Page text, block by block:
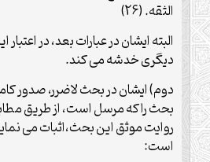
الثقه. (26)
البته ایشان در عبارات بعد، در
دیگری خدشه می کند.
دوم) ایشان در بحث لاضرر، صدور
بحث را که مرسل است، از طریق
روایت موثق این بحث،اثبات می
است: